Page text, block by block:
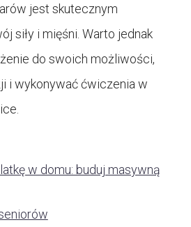
jest skutecznym
siły i mięśni. Warto jednak
do swoich możliwości,
i wykonywać ćwiczenia w
w domu: buduj masywną